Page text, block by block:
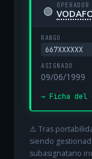
🟢
RANGO
667XXXXXX
ASIGNADO
09/06/1999
→ Ficha del
⚠️ Tras
siendo
subasignatario